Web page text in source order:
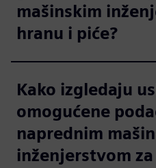
mašinskim
hranu i piće?
Kako izgledaju
omogućene
naprednim
inženjerstvom